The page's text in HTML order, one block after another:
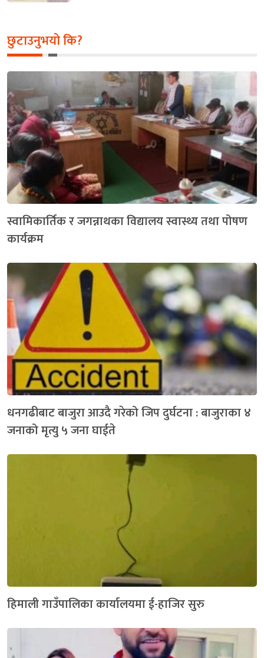
छुटाउनुभयो कि?
स्वामिकार्तिक र जगन्नाथका विद्यालय स्वास्थ्य तथा पोषण
कार्यक्रम
धनगढीबाट बाजुरा आउदै गरेको जिप दुर्घटना : बाजुराका ४
जनाको मृत्यु ५ जना घाईते
हिमाली गाउँपालिका कार्यालयमा ई-हाजिर सुरु